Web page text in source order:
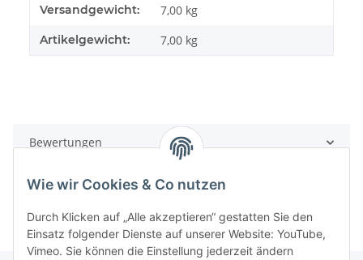
Versandgewicht: 7,00 kg
Artikelgewicht: 7,00 kg
Bewertungen
Wie wir Cookies & Co nutzen
Durch Klicken auf „Alle akzeptieren“ gestatten Sie den
Einsatz folgender Dienste auf unserer Website: YouTube,
Vimeo. Sie können die Einstellung jederzeit ändern